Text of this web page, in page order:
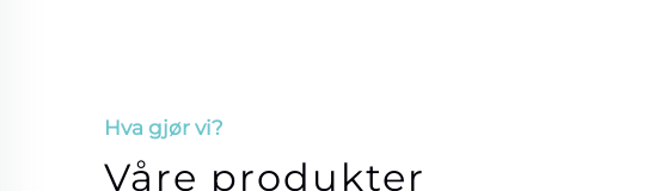
Hva gjør vi?
Våre produkter